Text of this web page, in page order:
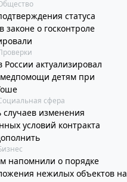
статуса
законе о госконтроле
актуализировал
медпомощи детям при
сфера
изменения
условий контракта
напомнили о порядке
нежилых объектов на